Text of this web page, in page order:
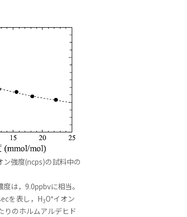
強度(ncps)の試料中の
は，9.0ppbvに相当。
を表し，H3O+イオン
りのホルムアルデヒド